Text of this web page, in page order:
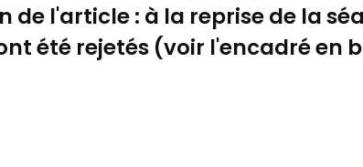
de l'article : à la reprise de la
été rejetés (voir l'encadré en